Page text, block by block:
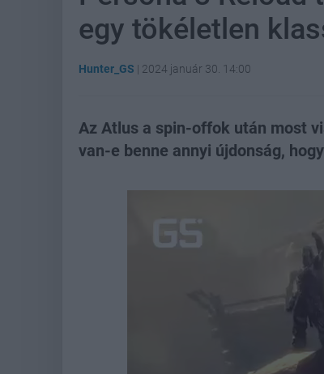
egy tökéletlen
Hunter_GS | 2024 január 30. 14:00
Az Atlus a spin-offok után most
van-e benne annyi újdonság,